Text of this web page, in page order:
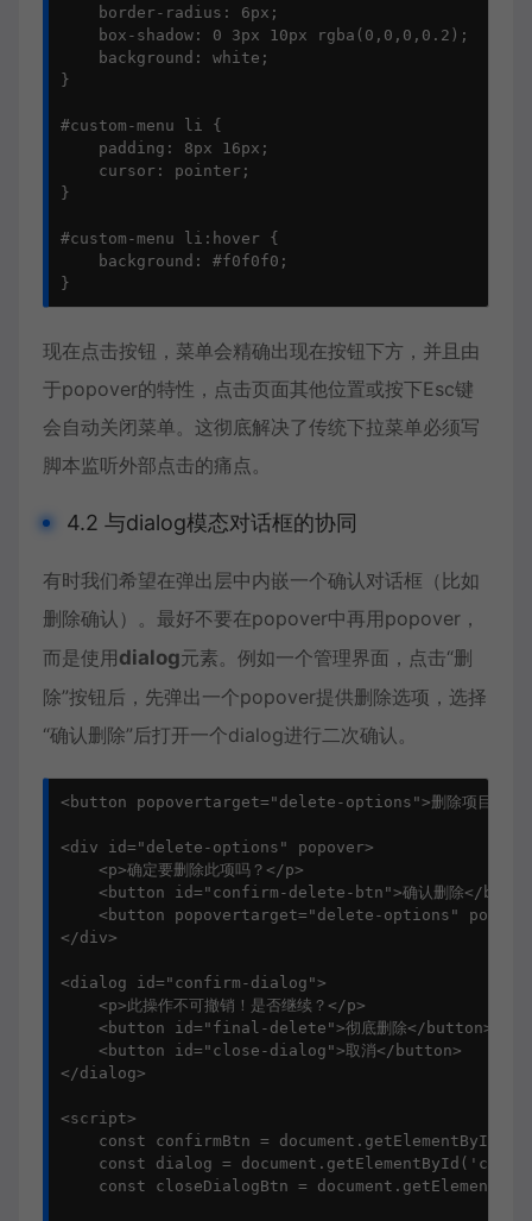
    border-radius: 6px;
    box-shadow: 0 3px 10px rgba(0,0,0,0.2);
    background: white;
}
#custom-menu li {
    padding: 8px 16px;
    cursor: pointer;
}
#custom-menu li:hover {
    background: #f0f0f0;
}
现在点击按钮，菜单会精确出现在按钮下方，并且由
于popover的特性，点击页面其他位置或按下Esc键
会自动关闭菜单。这彻底解决了传统下拉菜单必须写
脚本监听外部点击的痛点。
4.2 与dialog模态对话框的协同
有时我们希望在弹出层中内嵌一个确认对话框（比如
删除确认）。最好不要在popover中再用popover，
而是使用dialog元素。例如一个管理界面，点击“删
除”按钮后，先弹出一个popover提供删除选项，选择
“确认删除”后打开一个dialog进行二次确认。
<button popovertarget="delete-options">删除项目</
<div id="delete-options" popover>
    <p>确定要删除此项吗？</p>
<button id="confirm-delete-btn">确认删除</
<button popovertarget="delete-options"
</div>
<dialog id="confirm-dialog">
    <p>此操作不可撤销！是否继续？</p>
    <button id="final-delete">彻底删除</button>
    <button id="close-dialog">取消</button>
</dialog>
<script>
const confirmBtn =
const dialog =
const closeDialogBtn =